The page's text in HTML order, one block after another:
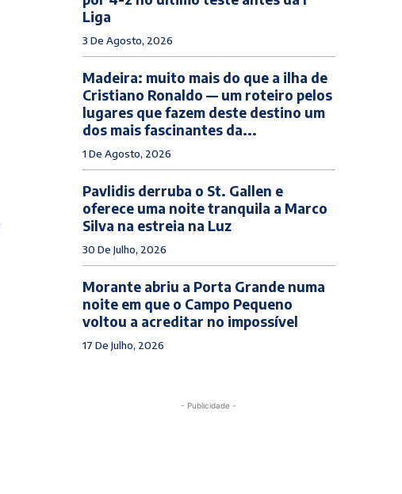
Liga
3 De Agosto, 2026
Madeira: muito mais do que a ilha de
Cristiano Ronaldo — um roteiro pelos
lugares que fazem deste destino um
dos mais fascinantes da...
1 De Agosto, 2026
Pavlidis derruba o St. Gallen e
oferece uma noite tranquila a Marco
Silva na estreia na Luz
30 De Julho, 2026
Morante abriu a Porta Grande numa
noite em que o Campo Pequeno
voltou a acreditar no impossível
17 De Julho, 2026
- Publicidade -